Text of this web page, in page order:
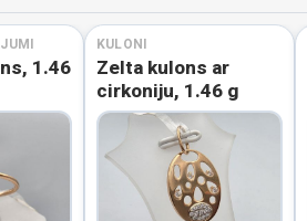
1.46
KULONI
Zelta kulons ar
cirkoniju, 1.46 g